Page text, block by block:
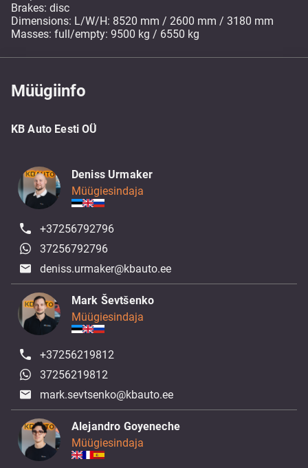
Brakes: disc
Dimensions: L/W/H: 8520 mm / 2600 mm / 3180 mm
Masses: full/empty: 9500 kg / 6550 kg
Müügiinfo
KB Auto Eesti OÜ
Deniss Urmaker
Müügiesindaja
+37256792796
37256792796
deniss.urmaker@kbauto.ee
Mark Ševtšenko
Müügiesindaja
+37256219812
37256219812
mark.sevtsenko@kbauto.ee
Alejandro Goyeneche
Müügiesindaja